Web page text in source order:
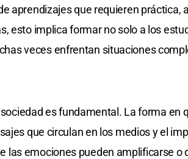
aprendizajes que requieren práctica,
esto implica formar no solo a los
veces enfrentan situaciones
es fundamental. La forma en
que circulan en los medios y el
las emociones pueden amplificarse o